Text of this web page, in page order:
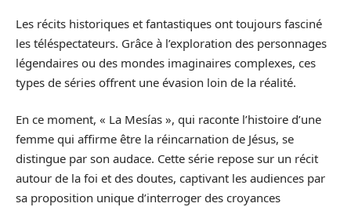
Les récits historiques et fantastiques ont toujours fasciné
les téléspectateurs. Grâce à l’exploration des personnages
légendaires ou des mondes imaginaires complexes, ces
types de séries offrent une évasion loin de la réalité.
En ce moment, « La Mesías », qui raconte l’histoire d’une
femme qui affirme être la réincarnation de Jésus, se
distingue par son audace. Cette série repose sur un récit
autour de la foi et des doutes, captivant les audiences par
sa proposition unique d’interroger des croyances